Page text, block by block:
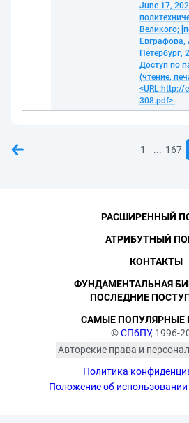
June 17,
Великого;
Петербург,
Доступ по
(чтение,
308.pdf>.
1 ... 167
©СПбПУ, 1996-
Авторские права и
изображённых лиц в
с требованиями
Политика
Положение об
РАСШИРЕННЫЙ
АТРИБУТНЫЙ
КОНТАКТЫ
ФУНДАМЕНТАЛЬНАЯ
ПОСЛЕДНИЕ
САМЫЕ ПОПУЛЯРНЫЕ